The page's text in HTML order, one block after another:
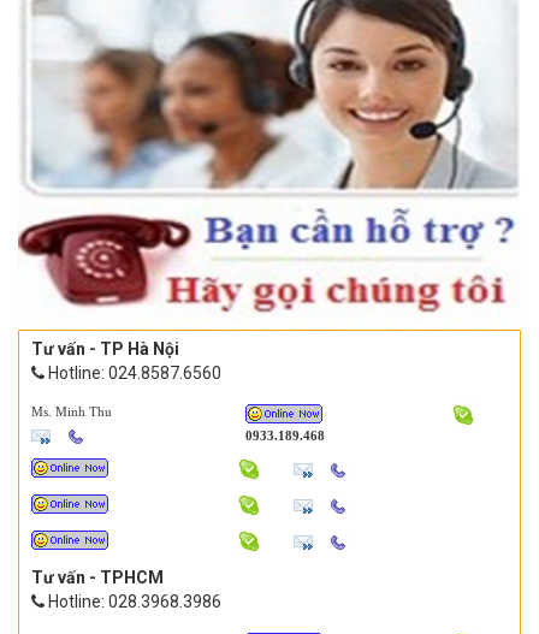
Tư vấn - TP Hà Nội
Hotline: 024.8587.6560
Ms. Minh Thu
0933.189.468
Tư vấn - TPHCM
Hotline: 028.3968.3986